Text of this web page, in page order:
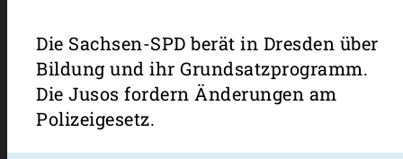
Die Sachsen-SPD berät in Dresden über
Bildung und ihr Grundsatzprogramm.
Die Jusos fordern Änderungen am
Polizeigesetz.